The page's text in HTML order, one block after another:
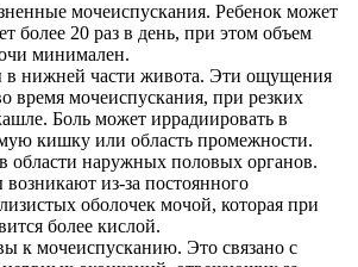
мочеиспускания. Ребенок может
более 20 раз в день, при этом объем
минимален.
в нижней части живота. Эти ощущения
время мочеиспускания, при резких
Боль может иррадиировать в
кишку или область промежности.
области наружных половых органов.
из-за постоянного
оболочек мочой, которая при
более кислой.
к мочеиспусканию. Это связано с